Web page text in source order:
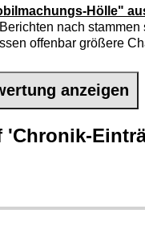
Hölle"
nach
offenbar größere
anzeigen